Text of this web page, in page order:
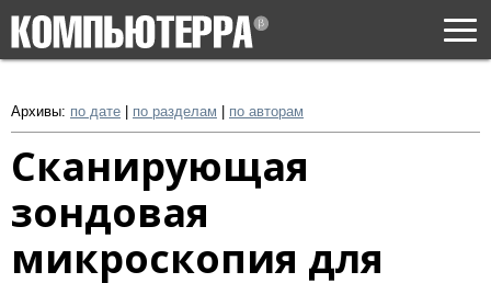
Архивы: по дате по разделам по авторам
Сканирующая
зондовая
микроскопия для